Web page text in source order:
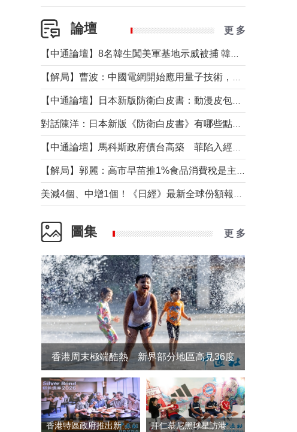
論壇 更 多
圖集 更 多
香港周末極端酷熱 新界部分地區高見36度
香港特區政府推出新一批銀色債券 每手1萬元保底息4.25厘 拜仁慕尼黑球星訪港 與球迷近距離互動